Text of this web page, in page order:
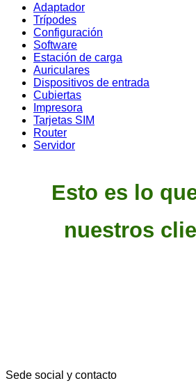
Adaptador
Trípodes
Configuración
Software
Estación de carga
Auriculares
Dispositivos de entrada
Cubiertas
Impresora
Tarjetas SIM
Router
Servidor
Esto es lo
nuestros
Sede social y contacto